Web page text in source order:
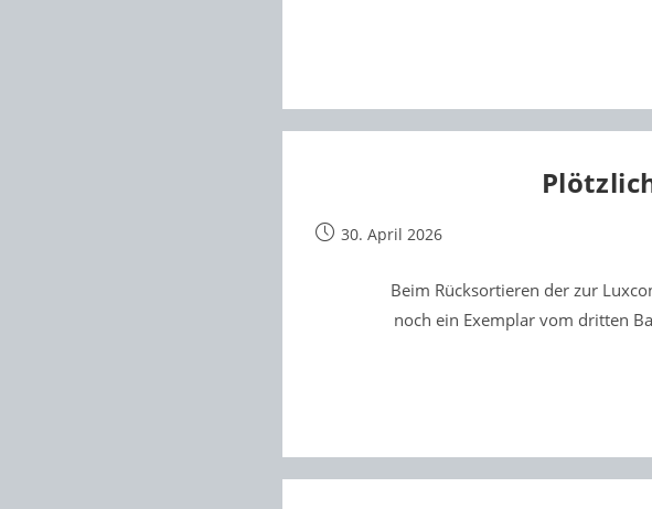
Beitrag30. April 2026
Beim Rücksortieren der zur
noch ein Exemplar vom dritten